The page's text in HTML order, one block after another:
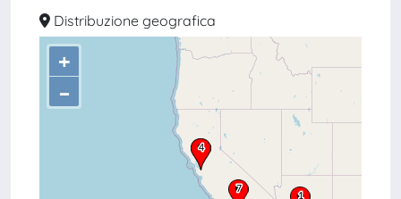
Distribuzione geografica
+
–